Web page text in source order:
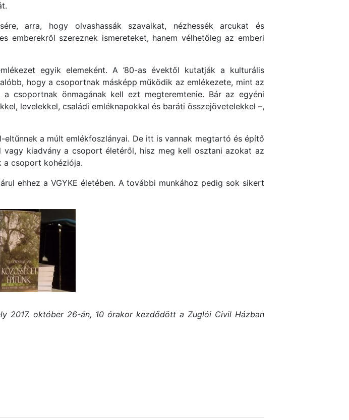
arra, hogy olvashassák szavaikat, nézhessék arcukat és
emberekről szereznek ismereteket, hanem vélhetőleg az emberi
egyik elemeként. A ’80-as évektől kutatják a kulturális
hogy a csoportnak másképp működik az emlékezete, mint az
csoportnak önmagának kell ezt megteremtenie. Bár az egyéni
levelekkel, családi emléknapokkal és baráti összejövetelekkel –,
a múlt emlékfoszlányai. De itt is vannak megtartó és építő
vagy kiadvány a csoport életéről, hisz meg kell osztani azokat az
a csoport kohéziója.
ehhez a VGYKE életében. A további munkához pedig sok sikert
2017. október 26-án, 10 órakor kezdődött a Zuglói Civil Házban